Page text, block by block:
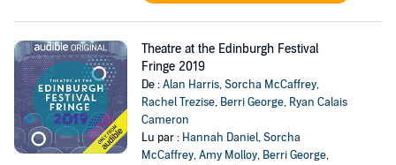
Theatre at the Edinburgh Festival
Fringe 2019
De :Alan Harris,Sorcha McCaffrey,
Rachel Trezise, Berri George, Ryan Calais
Cameron
Lu par : Hannah Daniel,Sorcha
McCaffrey,Amy Molloy, Berri George,